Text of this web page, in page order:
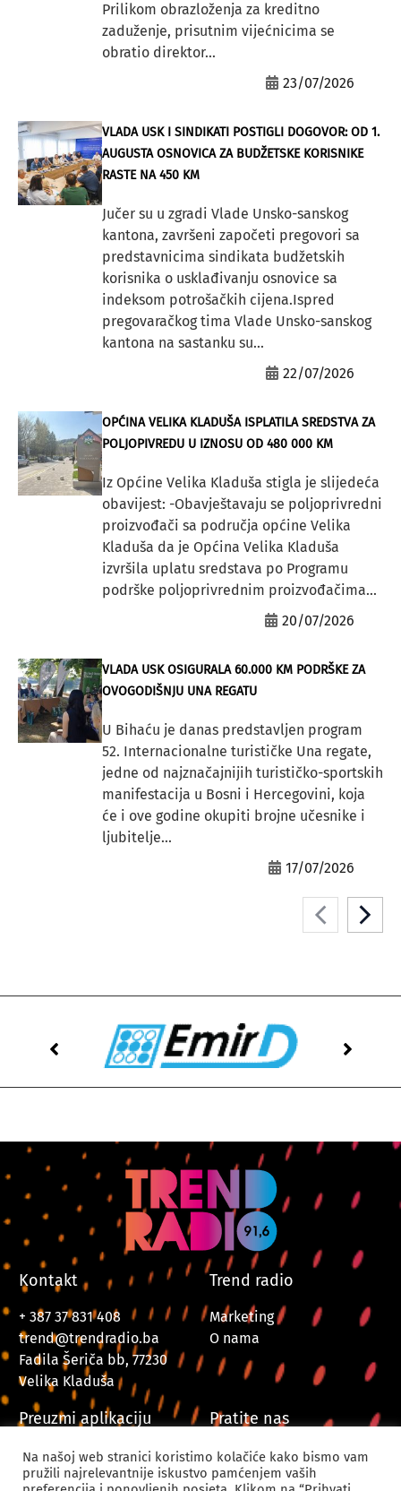
Prilikom obrazloženja za kreditno
zaduženje, prisutnim vijećnicima se
obratio direktor...
23/07/2026
VLADA USK I SINDIKATI POSTIGLI DOGOVOR: OD 1.
AUGUSTA OSNOVICA ZA BUDŽETSKE KORISNIKE
RASTE NA 450 KM
Jučer su u zgradi Vlade Unsko-sanskog
kantona, završeni započeti pregovori sa
predstavnicima sindikata budžetskih
korisnika o usklađivanju osnovice sa
indeksom potrošačkih cijena.Ispred
pregovaračkog tima Vlade Unsko-sanskog
kantona na sastanku su...
22/07/2026
OPĆINA VELIKA KLADUŠA ISPLATILA SREDSTVA ZA
POLJOPIVREDU U IZNOSU OD 480 000 KM
Iz Općine Velika Kladuša stigla je slijedeća
obavijest: -Obavještavaju se poljoprivredni
proizvođači sa područja općine Velika
Kladuša da je Općina Velika Kladuša
izvršila uplatu sredstava po Programu
podrške poljoprivrednim proizvođačima...
20/07/2026
VLADA USK OSIGURALA 60.000 KM PODRŠKE ZA
OVOGODIŠNJU UNA REGATU
U Bihaću je danas predstavljen program
52. Internacionalne turističke Una regate,
jedne od najznačajnijih turističko-sportskih
manifestacija u Bosni i Hercegovini, koja
će i ove godine okupiti brojne učesnike i
ljubitelje...
17/07/2026
Kontakt
+ 387 37 831 408
trend@trendradio.ba
Fadila Šeriča bb, 77230
Velika Kladuša
Trend radio
Marketing
O nama
Preuzmi aplikaciju Pratite nas
Na našoj web stranici koristimo kolačiće kako bismo vam
pružili najrelevantnije iskustvo pamćenjem vaših